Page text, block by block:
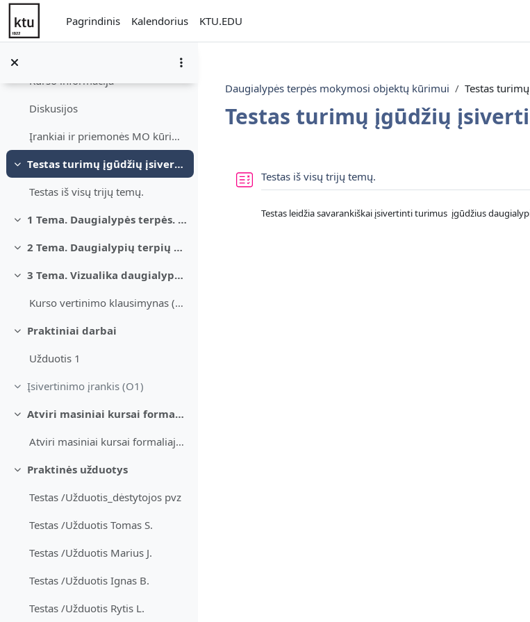
Pereiti į pagrindinį turinį
Pagrindinis
Kalendorius KTU.EDU
Sutraukti
Kurso informacija
Diskusijos
Įrankiai ir priemonės MO kūrimui
Sutraukti
Testas turimų įgūdžių įsivertinimui
Testas iš visų trijų temų.
Sutraukti 1 Tema. Daugialypės terpės. Samprata ir paskirtis
Sutraukti 2 Tema. Daugialypių terpių technologijos
Sutraukti
3 Tema. Vizualika daugialypėse terpėse. Infografikai ir animacija
Kurso vertinimo klausimynas (EN klaba)
Sutraukti
Praktiniai darbai
Užduotis 1
Sutraukti
Įsivertinimo įrankis (O1)
Sutraukti
Atviri masiniai kursai formaliajame mokymesi
Atviri masiniai kursai formaliajame mokymesi
Sutraukti
Praktinės užduotys
Testas /Užduotis_dėstytojos pvz
Testas /Užduotis Tomas S.
Testas /Užduotis Marius J.
Testas /Užduotis Ignas B.
Testas /Užduotis Rytis L.
Daugialypės terpės mokymosi objektų kūrimui
Testas
Testas turimų įgūdžių
Testas iš visų trijų temų.
Testas leidžia savarankiškai įsivertinti turimus įgūdžius